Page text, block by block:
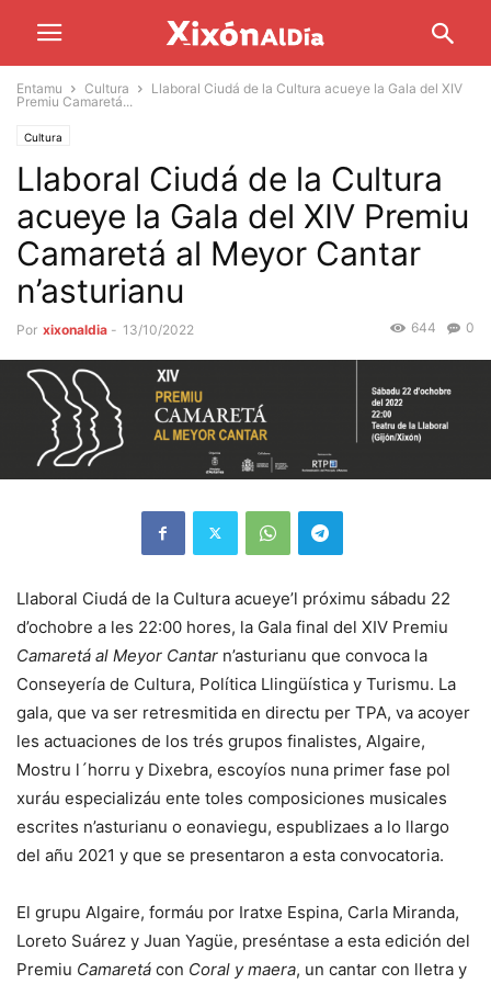
Entamu Cultura
Llaboral Ciudá de la Cultura acueye la Gala del XIV
Premiu Camaretá...
Cultura
Llaboral Ciudá de la Cultura
acueye la Gala del XIV Premiu
Camaretá al Meyor Cantar
n’asturianu
Por xixonaldia - 13/10/2022 0
644
Llaboral Ciudá de la Cultura acueye’l próximu sábadu 22
d’ochobre a les 22:00 hores, la Gala final del XIV Premiu
Camaretá al Meyor Cantar n’asturianu que convoca la
Conseyería de Cultura, Política Llingüística y Turismu. La
gala, que va ser retresmitida en directu per TPA, va acoyer
les actuaciones de los trés grupos finalistes, Algaire,
Mostru l´horru y Dixebra, escoyíos nuna primer fase pol
xuráu especializáu ente toles composiciones musicales
escrites n’asturianu o eonaviegu, espublizaes a lo llargo
del añu 2021 y que se presentaron a esta convocatoria.
El grupu Algaire, formáu por Iratxe Espina, Carla Miranda,
Loreto Suárez y Juan Yagüe, preséntase a esta edición del
Premiu Camaretá con Coral y maera, un cantar con lletra y